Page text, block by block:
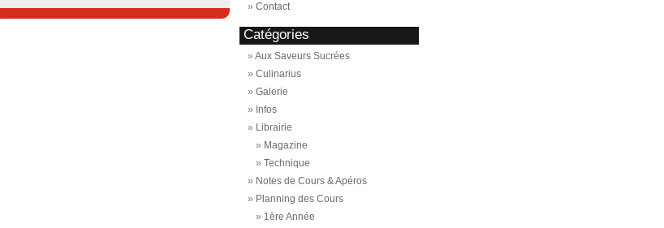
Contact
Catégories
Aux Saveurs Sucrées
Culinarius
Galerie
Infos
Librairie
Magazine
Technique
Notes de Cours & Apéros
Planning des Cours
1ère Année